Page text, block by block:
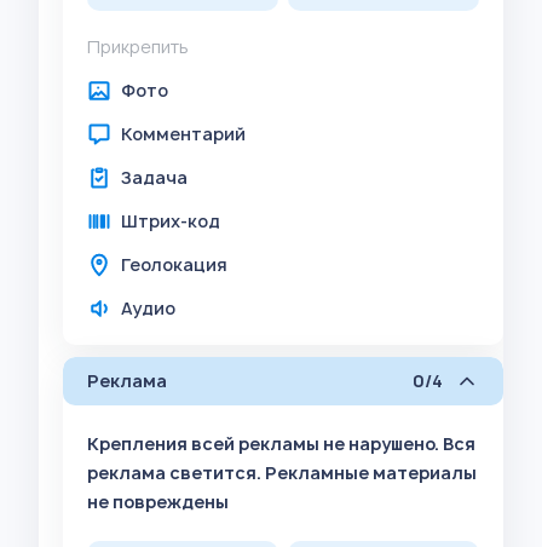
Прикрепить
Фото
Комментарий
Задача
Штрих-код
Геолокация
Аудио
Реклама 0/4
Крепления всей рекламы не нарушено. Вся
реклама светится. Рекламные материалы
не повреждены